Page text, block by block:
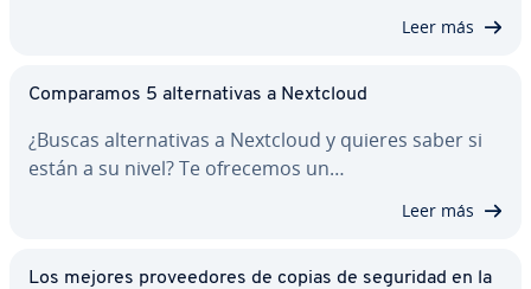
Leer más
Co­m­pa­ra­mos 5 al­te­r­na­ti­vas a Nextcloud
¿Buscas al­te­r­na­ti­vas a Nextcloud y quieres saber si
están a su nivel? Te ofrecemos un…
Leer más
Los mejores pro­vee­do­res de copias de seguridad en la